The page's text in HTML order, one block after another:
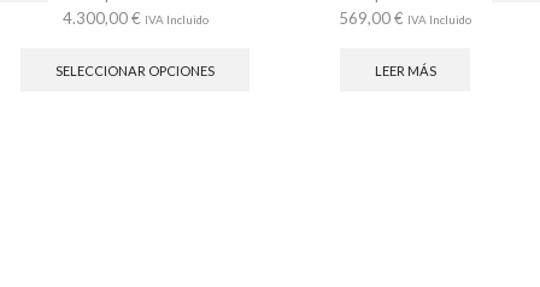
4.300,00€ IVA Incluido
SELECCIONAR OPCIONES
569,00€ IVA Incluido
LEER MÁS